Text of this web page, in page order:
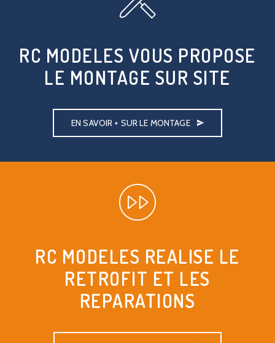
RC MODELES VOUS PROPOSE
LE MONTAGE SUR SITE
EN SAVOIR + SUR LE MONTAGE
RC MODELES REALISE LE
RETROFIT ET LES
REPARATIONS